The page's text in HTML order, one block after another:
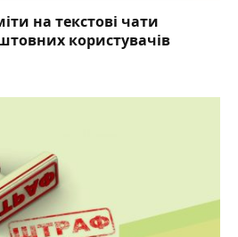
на текстові чати
користувачів